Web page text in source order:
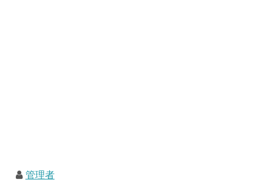
管理者